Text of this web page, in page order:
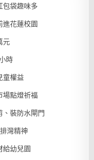
包袋趣味多
進花蓮校園
元
時
童權益
場點燈祈福
裝防水閘門
灣精神
給幼兒園